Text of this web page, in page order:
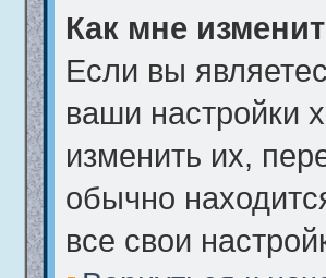
Как мне
Если вы
ваши настройки
изменить их,
обычно
все свои